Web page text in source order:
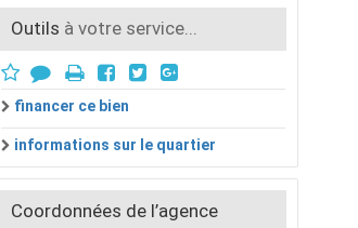
Outils à votre service...
financer ce bien
informations sur le quartier
Coordonnées de l’agence